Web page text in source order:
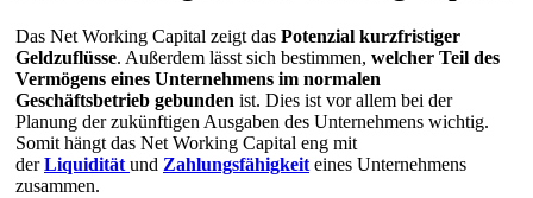
Das Net Working Capital zeigt das Potenzial kurzfristiger
Geldzuflüsse. Außerdem lässt sich bestimmen, welcher Teil des
Vermögens eines Unternehmens im normalen
Geschäftsbetrieb gebunden ist. Dies ist vor allem bei der
Planung der zukünftigen Ausgaben des Unternehmens wichtig.
Somit hängt das Net Working Capital eng mit
derLiquidität und Zahlungsfähigkeit eines Unternehmens
zusammen.